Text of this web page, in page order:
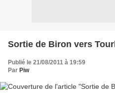
Sortie de Biron vers
Publié le 21/08/2011 à 19:59
Par Piw